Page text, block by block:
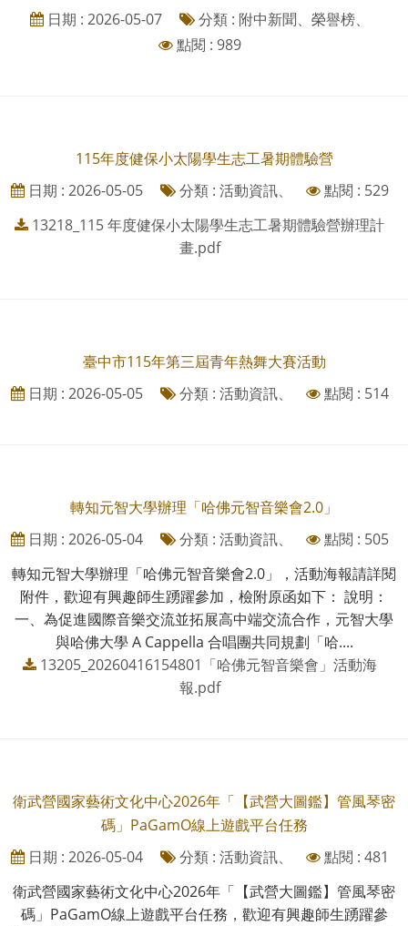
日期 : 2026-05-07
分類 : 附中新聞、榮譽榜、
點閱 : 989
115年度健保小太陽學生志工暑期體驗營
日期 : 2026-05-05
分類 : 活動資訊、
點閱 : 529
13218_115 年度健保小太陽學生志工暑期體驗營辦理計
畫.pdf
臺中市115年第三屆青年熱舞大賽活動
日期 : 2026-05-05
分類 : 活動資訊、 點閱 : 514
轉知元智大學辦理「哈佛元智音樂會2.0」
日期 : 2026-05-04
分類 : 活動資訊、
點閱 : 505
轉知元智大學辦理「哈佛元智音樂會2.0」，活動海報請詳閱
附件，歡迎有興趣師生踴躍參加，檢附原函如下： 說明：
一、為促進國際音樂交流並拓展高中端交流合作，元智大學
與哈佛大學 A Cappella 合唱團共同規劃「哈....
13205_20260416154801「哈佛元智音樂會」活動海
報.pdf
衛武營國家藝術文化中心2026年「【武營大圖鑑】管風琴密
碼」PaGamO線上遊戲平台任務
日期 : 2026-05-04
分類 : 活動資訊、
點閱 : 481
衛武營國家藝術文化中心2026年「【武營大圖鑑】管風琴密
碼」PaGamO線上遊戲平台任務，歡迎有興趣師生踴躍參